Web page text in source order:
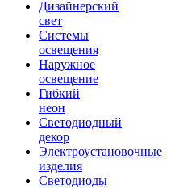
Дизайнерский
свет
Системы
освещения
Наружное
освещение
Гибкий
неон
Светодиодный
декор
Электроустановочные
изделия
Светодиоды